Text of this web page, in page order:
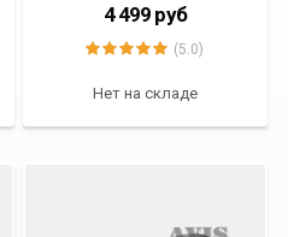
Ford, Fiat, Mercedes, Peugeot,
Citroen
4 499 руб
(5.0)
Нет на складе